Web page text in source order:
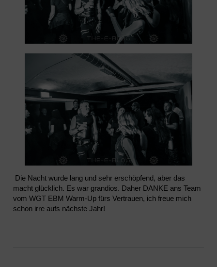
Die Nacht wurde lang und sehr erschöpfend, aber das
macht glücklich. Es war grandios. Daher DANKE ans Team
vom WGT EBM Warm-Up fürs Vertrauen, ich freue mich
schon irre aufs nächste Jahr!